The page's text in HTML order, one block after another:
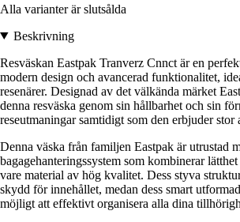
Alla varianter är slutsålda
Beskrivning
Resväskan Eastpak Tranverz Cnnct är en
modern design och avancerad funktionalitet,
resenärer. Designad av det välkända märket
denna resväska genom sin hållbarhet och sin
reseutmaningar samtidigt som den erbjuder stor
Denna väska från familjen Eastpak är utrustad
bagagehanteringssystem som kombinerar
vare material av hög kvalitet. Dess styva
skydd för innehållet, medan dess smart
möjligt att effektivt organisera alla dina